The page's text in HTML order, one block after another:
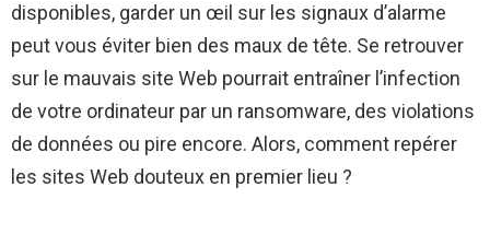
disponibles, garder un œil sur les signaux d’alarme
peut vous éviter bien des maux de tête. Se retrouver
sur le mauvais site Web pourrait entraîner l’infection
de votre ordinateur par un ransomware, des violations
de données ou pire encore. Alors, comment repérer
les sites Web douteux en premier lieu ?